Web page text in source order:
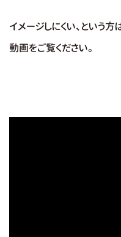
イメージしにくい、という
動画をご覧ください。